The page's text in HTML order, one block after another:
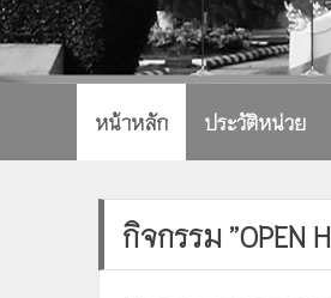
หน้าหลัก ประวัติหน่วย
กิจกรรม ”OPEN